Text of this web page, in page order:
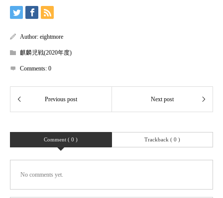
Author: eightmore
麒麟児戦(2020年度)
Comments: 0
Comment ( 0 ) Trackback ( 0 )
No comments yet.